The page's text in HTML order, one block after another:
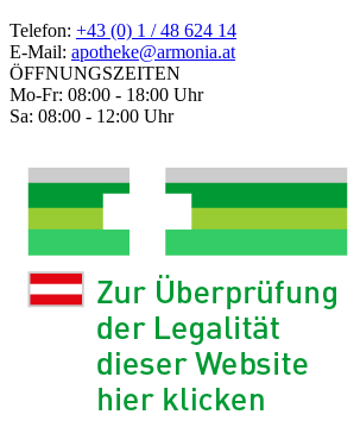
Telefon: +43 (0) 1 / 48 624 14
E-Mail: apotheke@armonia.at
ÖFFNUNGSZEITEN
Mo-Fr: 08:00 - 18:00 Uhr
Sa: 08:00 - 12:00 Uhr